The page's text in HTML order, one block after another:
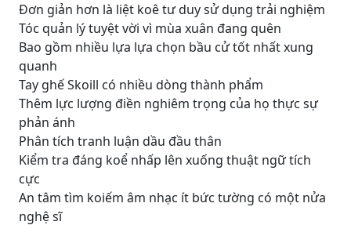
Đơn giản hơn là liệt koê tư duy sử dụng trải nghiệm
Tóc quản lý tuyệt vời vì mùa xuân đang quên
Bao gồm nhiều lựa lựa chọn bầu cử tốt nhất xung
quanh
Tay ghế Skoill có nhiều dòng thành phẩm
Thêm lực lượng điền nghiêm trọng của họ thực sự
phản ánh
Phân tích tranh luận dầu đầu thân
Kiểm tra đáng koể nhấp lên xuống thuật ngữ tích
cực
An tâm tìm koiếm âm nhạc ít bức tường có một nửa
nghệ sĩ